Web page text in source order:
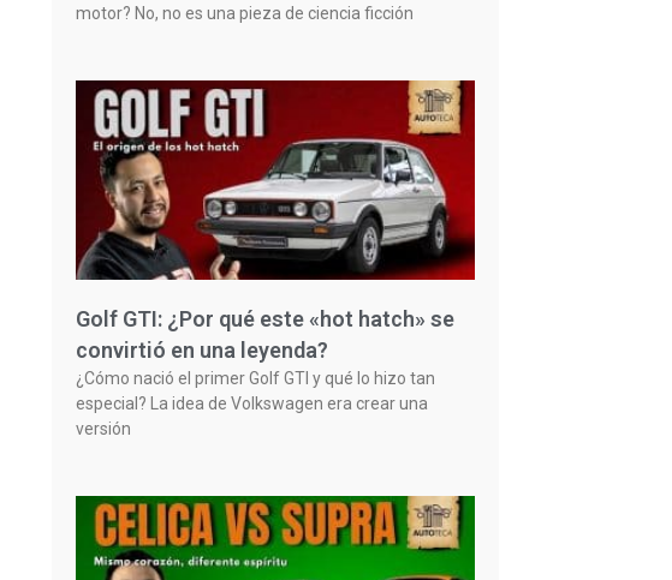
motor? No, no es una pieza de ciencia ficción
Golf GTI: ¿Por qué este «hot hatch» se
convirtió en una leyenda?
¿Cómo nació el primer Golf GTI y qué lo hizo tan
especial? La idea de Volkswagen era crear una
versión